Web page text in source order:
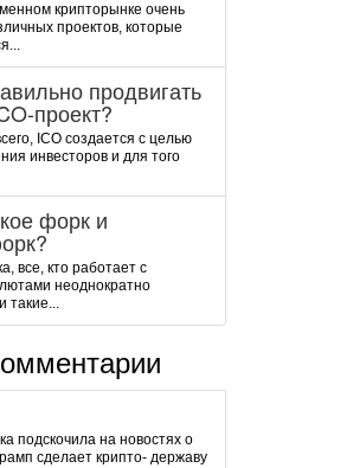
крипторынке очень
проектов, которые
продвигать
проект?
ICO создается с целью
инвесторов и для того
форк и
все, кто работает с
неоднократно
такие...
подскочила на новостях о
сделает крипто- державу